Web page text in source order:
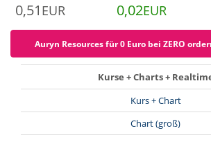
0,51 EUR 0,02EUR
Auryn Resources für 0 Euro bei ZERO
Kurse + Charts +
Kurs + Chart
Chart (groß)